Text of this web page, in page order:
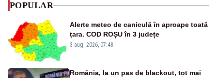
POPULAR
Alerte meteo de caniculă în aproape toată
țara. COD ROȘU în 3 județe
3 aug. 2026, 07:48
România, la un pas de blackout, tot mai